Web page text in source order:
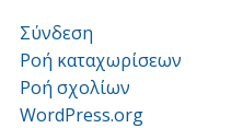
Σύνδεση
Ροή καταχωρίσεων
Ροή σχολίων
WordPress.org